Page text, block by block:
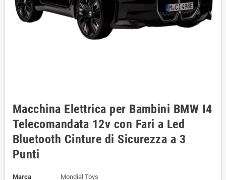
Macchina Elettrica per Bambini BMW I4
Telecomandata 12v con Fari a Led
Bluetooth Cinture di Sicurezza a 3
Punti
Marca
Mondial Toys